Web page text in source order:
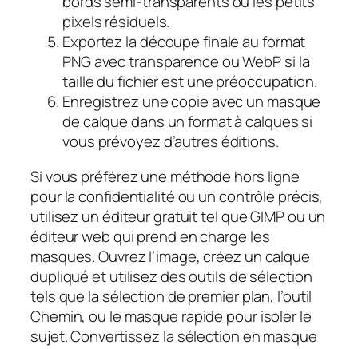
pixels résiduels.
Exportez la découpe finale au format
PNG avec transparence ou WebP si la
taille du fichier est une préoccupation.
Enregistrez une copie avec un masque
de calque dans un format à calques si
vous prévoyez d’autres éditions.
Si vous préférez une méthode hors ligne
pour la confidentialité ou un contrôle précis,
utilisez un éditeur gratuit tel que GIMP ou un
éditeur web qui prend en charge les
masques. Ouvrez l’image, créez un calque
dupliqué et utilisez des outils de sélection
tels que la sélection de premier plan, l’outil
Chemin, ou le masque rapide pour isoler le
sujet. Convertissez la sélection en masque